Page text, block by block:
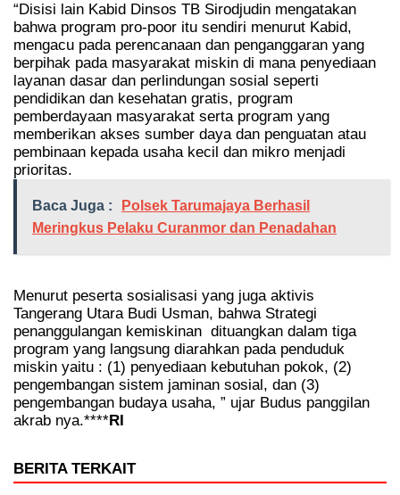
“Disisi lain Kabid Dinsos TB Sirodjudin mengatakan
bahwa program pro-poor itu sendiri menurut Kabid,
mengacu pada perencanaan dan penganggaran yang
berpihak pada masyarakat miskin di mana penyediaan
layanan dasar dan perlindungan sosial seperti
pendidikan dan kesehatan gratis, program
pemberdayaan masyarakat serta program yang
memberikan akses sumber daya dan penguatan atau
pembinaan kepada usaha kecil dan mikro menjadi
prioritas.
Baca Juga :
Polsek Tarumajaya Berhasil
Meringkus Pelaku Curanmor dan Penadahan
Menurut peserta sosialisasi yang juga aktivis
Tangerang Utara Budi Usman, bahwa Strategi
penanggulangan kemiskinan dituangkan dalam tiga
program yang langsung diarahkan pada penduduk
miskin yaitu : (1) penyediaan kebutuhan pokok, (2)
pengembangan sistem jaminan sosial, dan (3)
pengembangan budaya usaha, ” ujar Budus panggilan
akrab nya.****RI
BERITA TERKAIT